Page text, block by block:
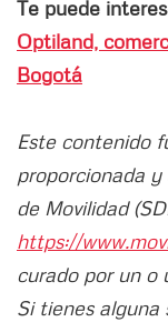
Te puede
Optiland,
Bogotá
Este contenido
proporcionada
de Movilidad
https://
curado por un o
Si tienes alguna